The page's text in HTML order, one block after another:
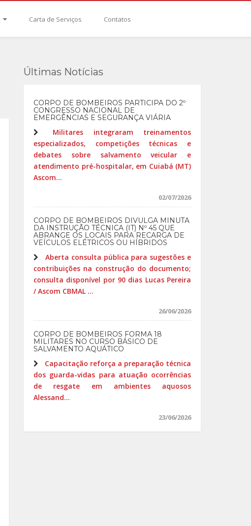
Carta de Serviços Contatos
Últimas Notícias
CORPO DE BOMBEIROS PARTICIPA DO 2º
CONGRESSO NACIONAL DE
EMERGÊNCIAS E SEGURANÇA VIÁRIA
Militares integraram treinamentos
especializados, competições técnicas e
debates sobre salvamento veicular e
atendimento pré-hospitalar, em Cuiabá (MT)
Ascom...
02/07/2026
CORPO DE BOMBEIROS DIVULGA MINUTA
DA INSTRUÇÃO TÉCNICA (IT) Nº 45 QUE
ABRANGE OS LOCAIS PARA RECARGA DE
VEÍCULOS ELÉTRICOS OU HÍBRIDOS
Aberta consulta pública para sugestões e
contribuições na construção do documento;
consulta disponível por 90 dias Lucas Pereira
/ Ascom CBMAL ...
26/06/2026
CORPO DE BOMBEIROS FORMA 18
MILITARES NO CURSO BÁSICO DE
SALVAMENTO AQUÁTICO
Capacitação reforça a preparação técnica
dos guarda-vidas para atuação ocorrências
de resgate em ambientes aquosos
Alessand...
23/06/2026